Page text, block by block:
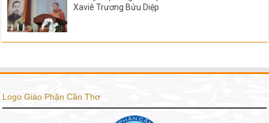
Xaviê Trương Bửu Diệp
Logo Giáo Phận Cần Thơ